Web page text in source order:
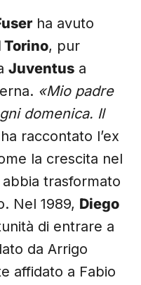
ha avuto
, pur
Juventus a
«Mio padre
domenica. Il
ha raccontato l’ex
la crescita nel
trasformato
Nel 1989, Diego
di entrare a
da Arrigo
affidato a Fabio